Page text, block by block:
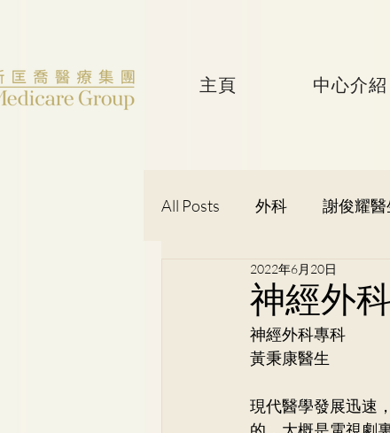
主頁 中心介紹
All Posts 外科 謝俊耀醫
黃潔華醫生
吳健聰醫生 神經外科
李崇義醫生
神經外
2022年6月20日
神經外科專科
黃秉康醫生
現代醫學發展迅速